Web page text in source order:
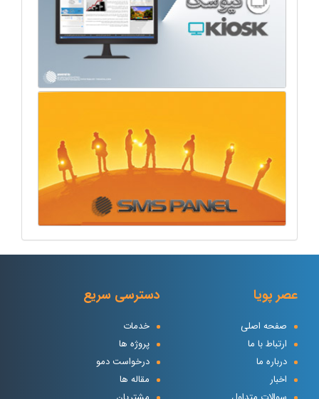
عصر پویا
صفحه اصلی
ارتباط با ما
درباره ما
اخبار
دسترسی سریع
خدمات
پروژه ها
درخواست دمو
مقاله ها